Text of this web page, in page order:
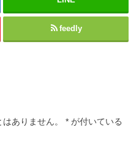
feedly
ありません。 * が付いている